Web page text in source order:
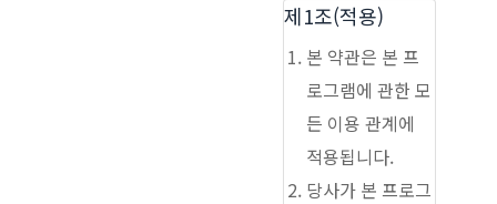
제1조(적용)
본 약관은 본 프
로그램에 관한 모
든 이용 관계에
적용됩니다.
당사가 본 프로그